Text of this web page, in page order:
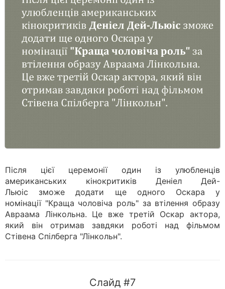
Після цієї церемонії один із улюбленців
американських кінокритиків Деніел Дей-
Льюіс зможе додати ще одного Оскара у
номінації "Краща чоловіча роль" за втілення образу
Авраама Лінкольна. Це вже третій Оскар актора,
який він отримав завдяки роботі над фільмом
Стівена Спілберга "Лінкольн".
Слайд #7